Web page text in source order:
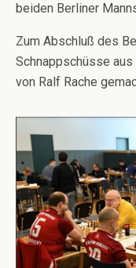
beiden Berliner
Zum Abschluß des
Schnappschüsse
von Ralf Rache